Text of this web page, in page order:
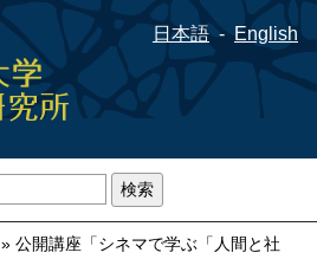
日本語 English
» 公開講座「シネマで学ぶ「人間と社